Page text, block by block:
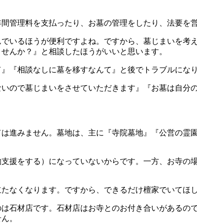
管理料を支払ったり、お墓の管理をしたり、法要を
いるほうが便利ですよね。ですから、墓じまいを
んか？』と相談したほうがいいと思います。
『相談なしに墓を移すなんて』と後でトラブルにな
ので墓じまいをさせていただきます』『お墓は自分
進みません。墓地は、主に『寺院墓地』『公営の霊
援をする）になっていないからです。一方、お寺の
なくなります。ですから、できるだけ檀家でいてほし
石材店です。石材店はお寺とのお付き合いがある
。